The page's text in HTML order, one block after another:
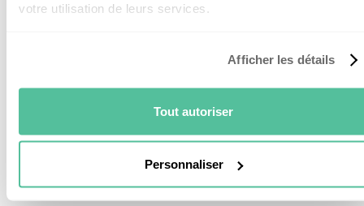
votre utilisation de leurs services.
Afficher les détails
Tout autoriser
Personnaliser
accord de votre propriétaire est obligatoire. En
tant que bailleur, l’installation de panneaux solaires
peut être une plus-value pour votre logement.
Pour que tout se passe dans les règles de l’art, il est
important de rédiger un contrat entre vous et le
bailleur.